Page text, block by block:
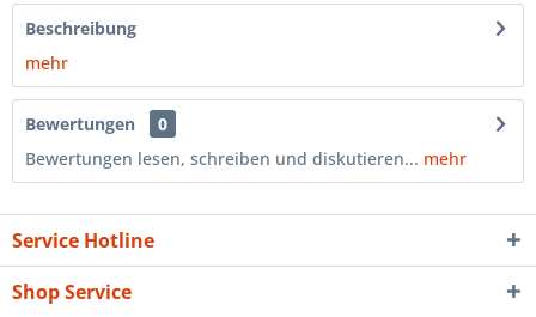
Beschreibung
mehr
Bewertungen
0
Bewertungen lesen, schreiben und diskutieren... mehr
Service Hotline
Shop Service